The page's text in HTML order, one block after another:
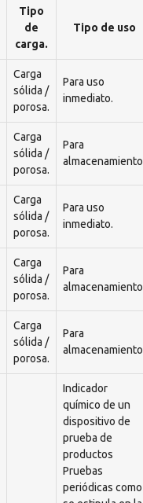
Tipo
de
carga.
Tipo de uso
Carga
sólida /
porosa.
Para uso
inmediato.
Carga
sólida /
porosa.
Para
Carga
sólida /
porosa.
Para uso
inmediato.
Carga
sólida /
porosa.
Para
almacenamiento
Carga
sólida /
porosa.
Para
almacenamiento
Indicador
químico de un
dispositivo de
prueba de
productos
Pruebas
periódicas como